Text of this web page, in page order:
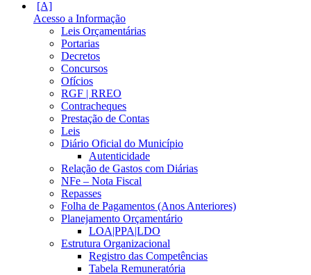
Acesso a Informação
Leis Orçamentárias
Portarias
Decretos
Concursos
Ofícios
RGF | RREO
Contracheques
Prestação de Contas
Leis
Diário Oficial do Município
Autenticidade
Relação de Gastos com Diárias
NFe – Nota Fiscal
Repasses
Folha de Pagamentos (Anos Anteriores)
Planejamento Orçamentário
LOA|PPA|LDO
Estrutura Organizacional
Registro das Competências
Tabela Remuneratória